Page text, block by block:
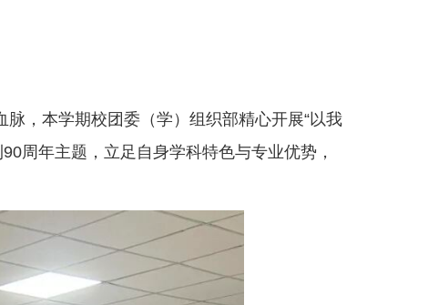
，本学期校团委（学）组织部精心开展“以我
周年主题，立足自身学科特色与专业优势，